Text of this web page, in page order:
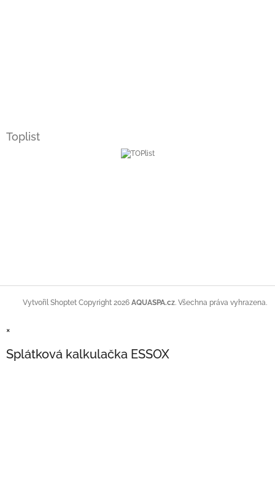
Toplist
Vytvořil Shoptet Copyright 2026 AQUASPA.cz. Všechna práva vyhrazena.
×
Splátková kalkulačka ESSOX